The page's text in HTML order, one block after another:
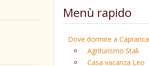
Menù rapido
Dove dormire a Caprarica
Agriturismo Stali
Casa vacanza Leo